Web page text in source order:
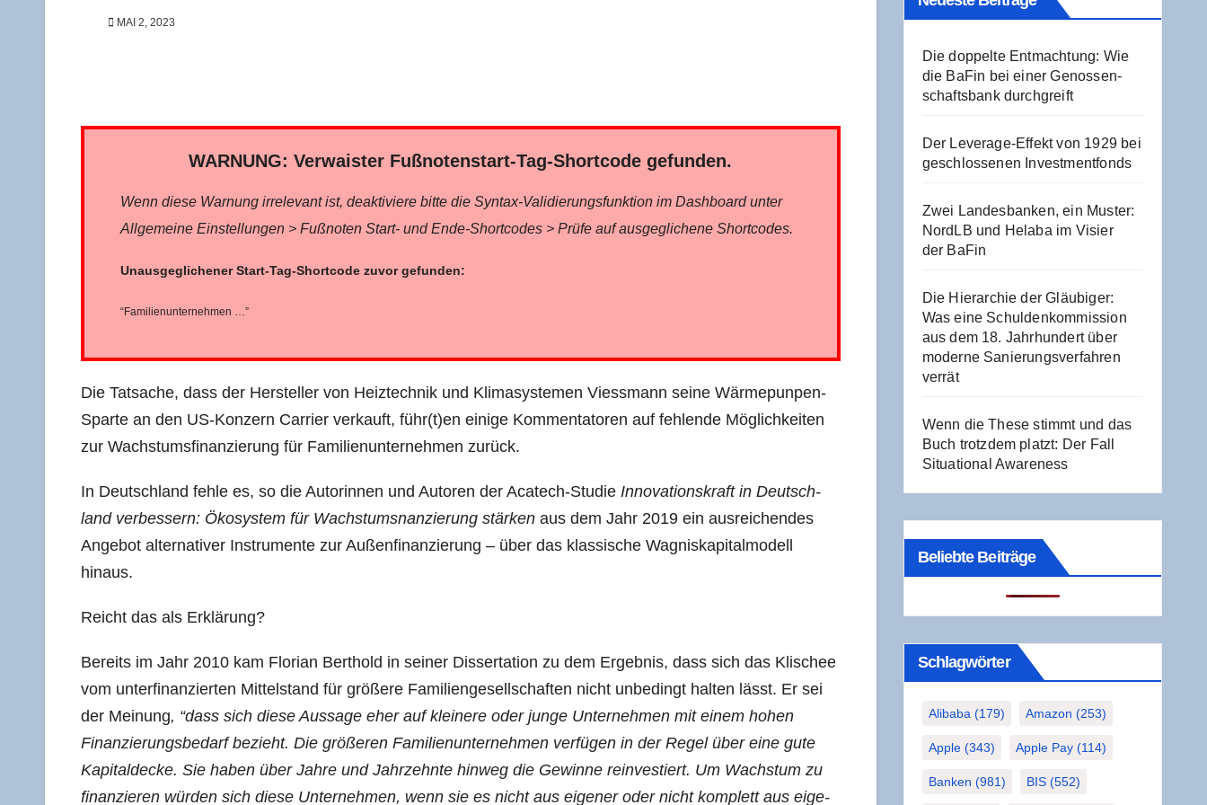
MAI 2, 2023
WARNUNG: Ver­wais­ter Fuß­no­ten­start-Tag-Short­code gefunden.
Wenn die­se War­nung irrele­vant ist, deak­ti­vie­re bit­te die Syn­tax-Vali­die­rungs­funk­ti­on im Dash­board unter
All­ge­mei­ne Ein­stel­lun­gen > Fuß­no­ten Start- und Ende-Short­codes > Prü­fe auf aus­ge­gli­che­ne Shortcodes.
Unaus­ge­gli­che­ner Start-Tag-Short­code zuvor gefunden:
“Fami­li­en­un­ter­neh­men …”
Die Tat­sa­che, dass der Her­stel­ler von Heiz­tech­nik und Kli­ma­sys­te­men Viess­mann sei­ne Wär­me­pun­pen-
Spar­te an den US-Kon­zern Car­ri­er ver­kauft, führ(t)en eini­ge Kom­men­ta­to­ren auf feh­len­de Mög­lich­kei­ten
zur Wachs­tums­fi­nan­zie­rung für Fami­li­en­un­ter­neh­men zurück.
In Deutsch­land feh­le es, so die Autorin­nen und Autoren der Aca­tech-Stu­die Inno­va­ti­ons­kraft in Deutsch­
land ver­bes­sern: Ökosystem für Wachs­tums­nan­zie­rung stärken aus dem Jahr 2019 ein aus­rei­chen­des
Ange­bot alter­na­ti­ver Instru­men­te zur Außen­fi­nan­zie­rung – über das klas­si­sche Wag­nis­ka­pi­tal­mo­dell
hinaus.
Reicht das als Erklärung?
Bereits im Jahr 2010 kam Flo­ri­an Bert­hold in sei­ner Dis­ser­ta­ti­on zu dem Ergeb­nis, dass sich das Kli­schee
vom unter­fi­nan­zier­ten Mit­tel­stand für grö­ße­re Fami­li­en­ge­sell­schaf­ten nicht unbe­dingt hal­ten lässt. Er sei
der Mei­nung, “dass sich die­se Aus­sa­ge eher auf klei­ne­re oder jun­ge Unter­neh­men mit einem hohen
Finan­zie­rungs­be­darf bezieht. Die grö­ße­ren Fami­li­en­un­ter­neh­men ver­fü­gen in der Regel über eine gute
Kapi­tal­de­cke. Sie haben über Jah­re und Jahr­zehn­te hin­weg die Gewin­ne reinves­tiert. Um Wachs­tum zu
finan­zie­ren wür­den sich die­se Unter­neh­men, wenn sie es nicht aus eige­ner oder nicht kom­plett aus eige­
Die dop­pel­te Ent­mach­tung: Wie
die BaFin bei einer Genos­sen­
schafts­bank durchgreift
Der Levera­ge-Effekt von 1929 bei
geschlos­se­nen Investmentfonds
Zwei Lan­des­ban­ken, ein Mus­ter:
NordLB und Hela­ba im Visier
der BaFin
Die Hier­ar­chie der Gläu­bi­ger:
Was eine Schul­den­kom­mis­si­on
aus dem 18. Jahr­hun­dert über
moder­ne Sanie­rungs­ver­fah­ren
verrät
Wenn die The­se stimmt und das
Buch trotz­dem platzt: Der Fall
Situa­tio­nal Awareness
Beliebte Beiträge
Schlag­wör­ter
Alibaba (179) Amazon (253)
Apple(343) Apple Pay(114)
Banken (981) BIS(552)